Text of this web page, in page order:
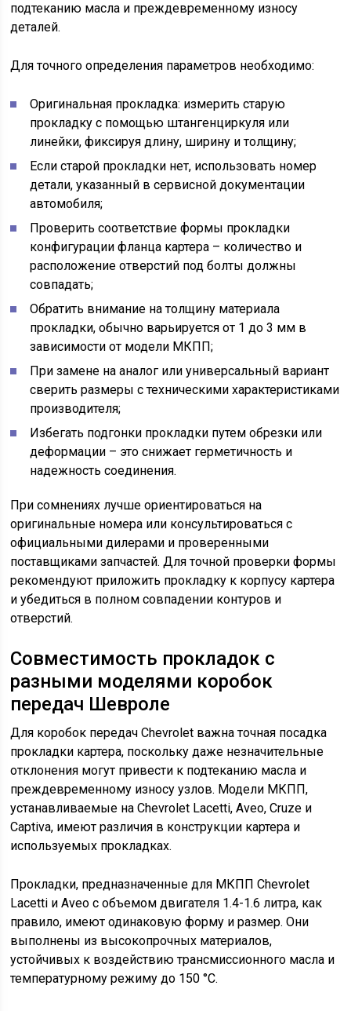
подтеканию масла и преждевременному износу
деталей.
Для точного определения параметров необходимо:
Оригинальная прокладка: измерить старую
прокладку с помощью штангенциркуля или
линейки, фиксируя длину, ширину и толщину;
Если старой прокладки нет, использовать номер
детали, указанный в сервисной документации
автомобиля;
Проверить соответствие формы прокладки
конфигурации фланца картера – количество и
расположение отверстий под болты должны
совпадать;
Обратить внимание на толщину материала
прокладки, обычно варьируется от 1 до 3 мм в
зависимости от модели МКПП;
При замене на аналог или универсальный вариант
сверить размеры с техническими характеристиками
производителя;
Избегать подгонки прокладки путем обрезки или
деформации – это снижает герметичность и
надежность соединения.
При сомнениях лучше ориентироваться на
оригинальные номера или консультироваться с
официальными дилерами и проверенными
поставщиками запчастей. Для точной проверки формы
рекомендуют приложить прокладку к корпусу картера
и убедиться в полном совпадении контуров и
отверстий.
Совместимость прокладок с
разными моделями коробок
передач Шевроле
Для коробок передач Chevrolet важна точная посадка
прокладки картера, поскольку даже незначительные
отклонения могут привести к подтеканию масла и
преждевременному износу узлов. Модели МКПП,
устанавливаемые на Chevrolet Lacetti, Aveo, Cruze и
Captiva, имеют различия в конструкции картера и
используемых прокладках.
Прокладки, предназначенные для МКПП Chevrolet
Lacetti и Aveo с объемом двигателя 1.4-1.6 литра, как
правило, имеют одинаковую форму и размер. Они
выполнены из высокопрочных материалов,
устойчивых к воздействию трансмиссионного масла и
температурному режиму до 150 °C.